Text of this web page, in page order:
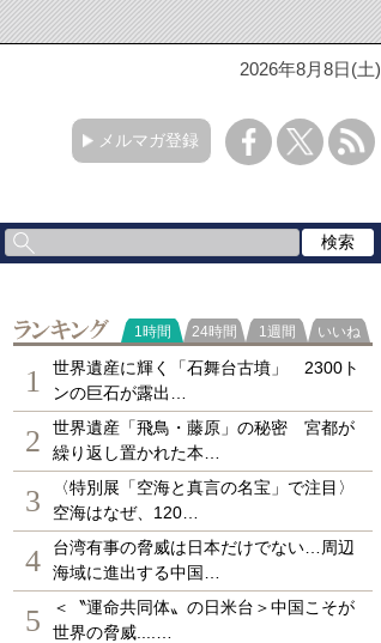
2026年8月8日(土)
メルマガ登録
ランキング
1時間 24時間 1週間 いいね
1
世界遺産に輝く「石舞台古墳」 2300ト
ンの巨石が露出…
2
世界遺産「飛鳥・藤原」の秘密 宮都が
繰り返し置かれた本…
3
〈特別展「空海と真言の名宝」で注目〉
空海はなぜ、120…
4
台湾有事の脅威は日本だけでない…周辺
海域に進出する中国…
5
＜〝運命共同体〟の日米台＞中国こそが
世界の脅威....…